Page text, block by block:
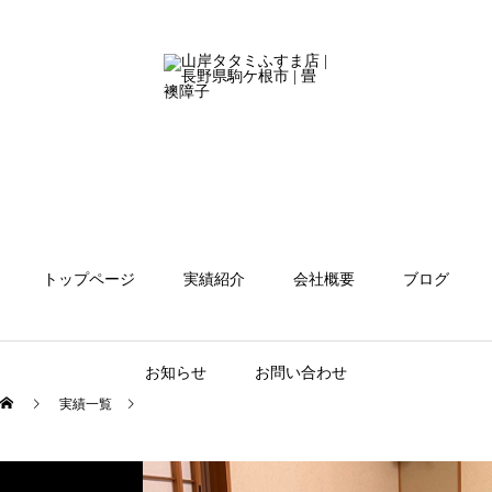
トップページ 実績紹介 会社概要 ブログ
お知らせ お問い合わせ
実績一覧